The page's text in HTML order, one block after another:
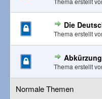
Die
Thema erstellt
Thema erstellt
Normale Themen